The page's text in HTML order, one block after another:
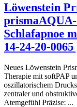
Löwenstein
Schlafapnoe
14-24-20-0065
Neues Löwenstein
Therapie mit softPAP
oszillatorischem
zentraler und
Atemgefühl Präzise: ...